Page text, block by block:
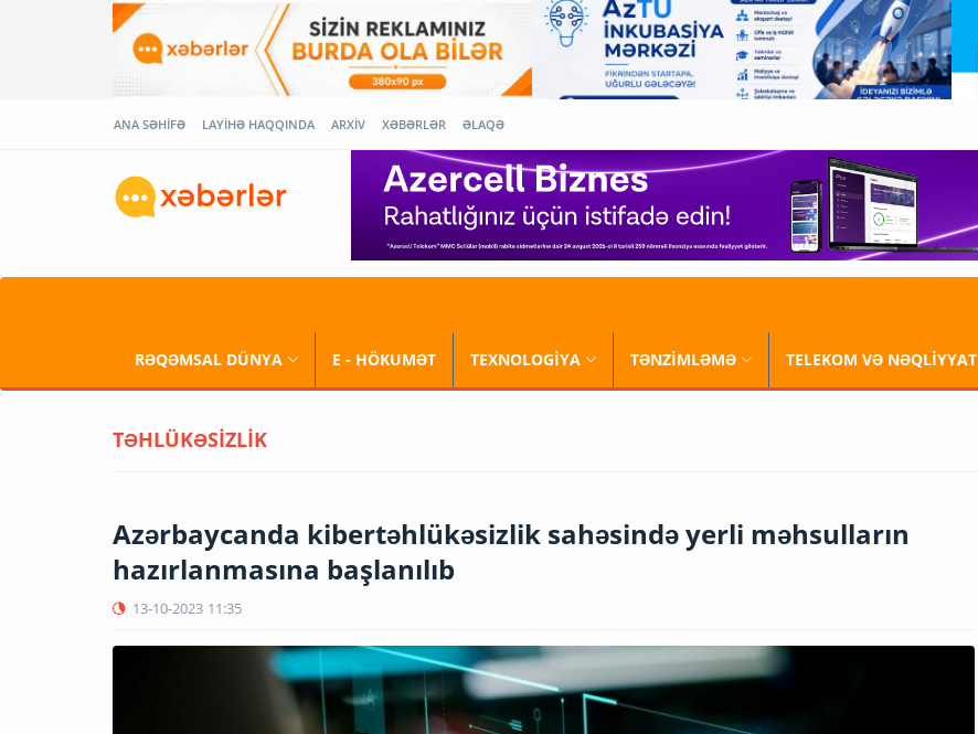
ANA SƏHİFƏ LAYİHƏ HAQQINDA ARXİV XƏBƏRLƏR ƏLAQƏ
RƏQƏMSAL DÜNYA E - HÖKUMƏT TEXNOLOGİYA TƏNZİMLƏMƏ TELEKOM VƏ NƏQLİYYAT
TƏHLÜKƏSİZLİK
Azərbaycanda kibertəhlükəsizlik sahəsində yerli məhsulların
hazırlanmasına başlanılıb
13-10-2023 11:35